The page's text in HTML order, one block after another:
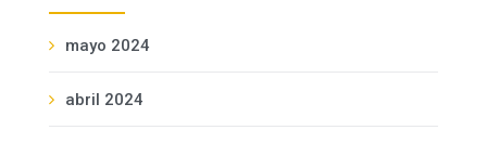
mayo 2024
abril 2024